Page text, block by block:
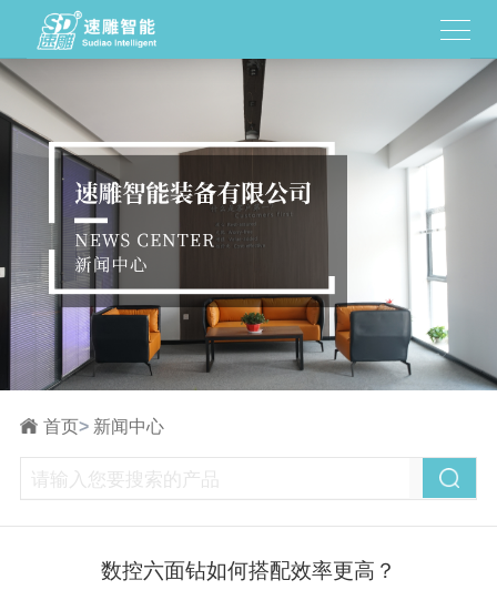
首页> 新闻中心
数控六面钻如何搭配效率更高？